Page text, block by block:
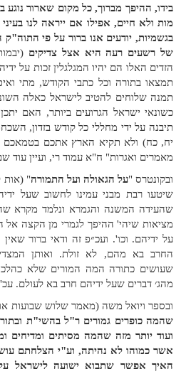
בידו, ההיפך מברוך, כל מקום שארור
מות ולא חיים, אפילו אם ייראה לנו
בגשמיות, יודעים אנו ברור על פי
של רשעים רעה היא אצל צדיקים
הזדים האלו הם יהיו המגלגלין זכות על
תמצאו בתורה וכל כתבי הקודש, מתי
תמנה שלוחים להטיב לישראל כאלה
כשונאי ישראל הגרועים ביותר, האם
תיבנה על ידי מחללי כל קודש בזדון,
יח, כח) ולא תקיא הארץ אתכם בטמאכם
מאמרים ואגרות" ח"א עמוד רי, ועיין עוד
ובקונטרס "על הגאולה ועל התמורה" (אות
שיטעו רבת מבני עמינו לחשוב שעל
שהעידה המשנה והגמרא ונלמד מקרא
מציאות שיהי' ההיפך לגמרי מן הקצה
על ידיהם. וכו'. ועכ״פ זה ודאי ברור
החרב בא מהם, לא זולת. ואותן
שעושים כתורה המה המורים שלא
מהג׳ דברים שעל ידיהם חרב בא לעולם.
ובספר ויואל משה (מאמר שלוש שבועות
שהמה כופרים גמורים ר"ל בהשי"ת
ועוד יותר מזה שהמה מסיתים ומדיחים
אשר כמוהו לא נהיתה, וע"י הצלחתם
האיך אפשר שתבוא ישועה לישראל